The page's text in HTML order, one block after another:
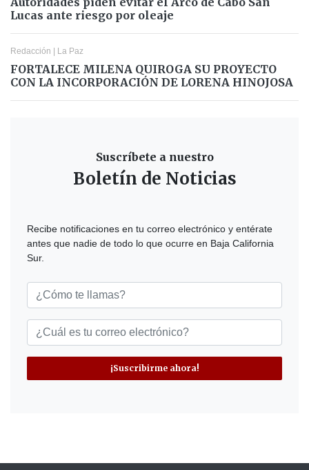
Lucas ante riesgo por oleaje
Redacción La Paz
FORTALECE MILENA QUIROGA SU PROYECTO
CON LA INCORPORACIÓN DE LORENA HINOJOSA
Suscríbete a nuestro
Boletín de Noticias
Recibe notificaciones en tu correo electrónico y entérate
antes que nadie de todo lo que ocurre en Baja California
Sur.
¡Suscribirme ahora!